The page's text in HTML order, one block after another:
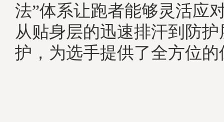
法”体系让跑者能够灵活应
从贴身层的迅速排汗到防
护，为选手提供了全方位